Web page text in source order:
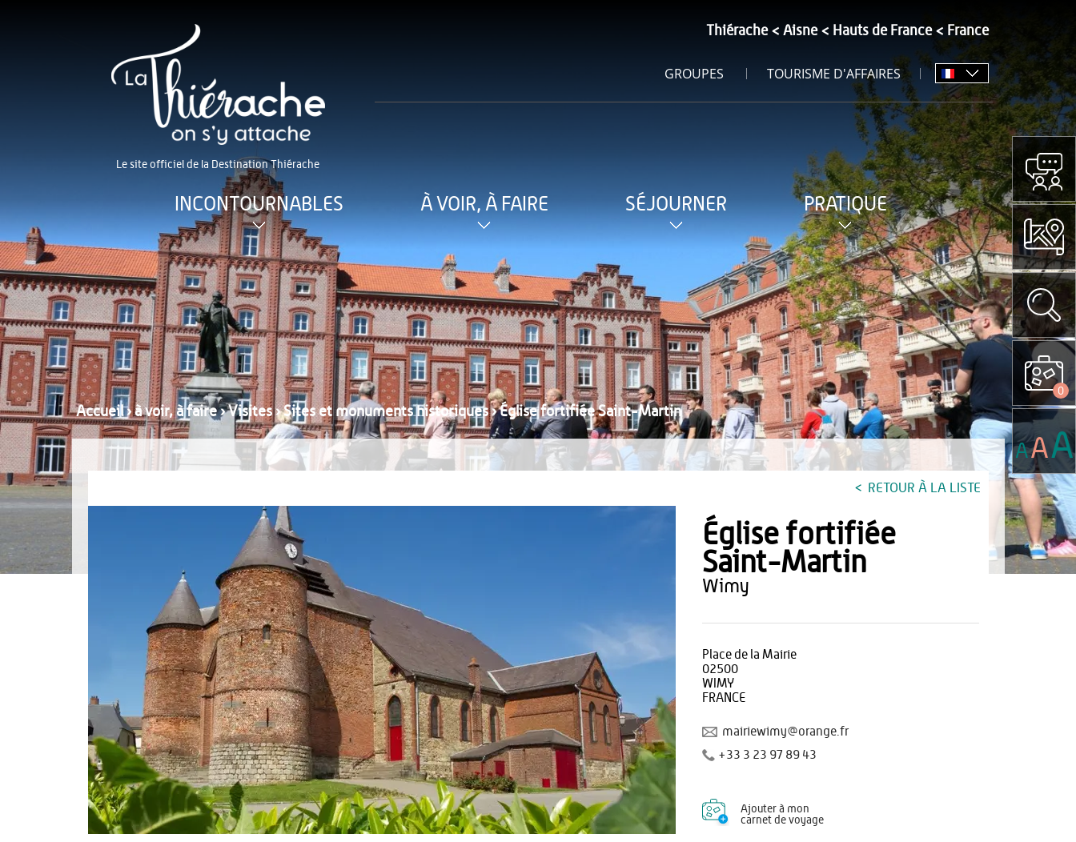
Le site officiel de la Destination Thiérache
Thiérache Aisne Hauts de France France
GROUPES TOURISME D'AFFAIRES
INCONTOURNABLES À VOIR, À FAIRE SÉJOURNER PRATIQUE
Accueil›à voir, à faire›Visites›Sites et monuments historiques›Église fortifiée Saint-Martin
RETOUR À LA LISTE
Église fortifiée
Saint-Martin
wimy
Place de la Mairie
02500
WIMY
FRANCE
mairiewimy@orange.fr
+33 3 23 97 89 43
Ajouter à mon
carnet de voyage
0
AAA